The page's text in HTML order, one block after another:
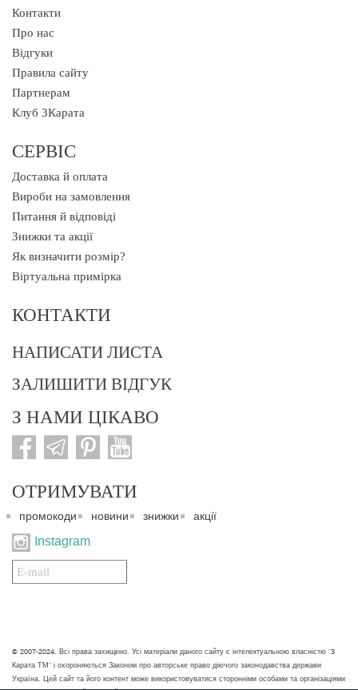
Контакти
Про нас
Відгуки
Правила сайту
Партнерам
Клуб 3Карата
СЕРВІС
Доставка й оплата
Вироби на замовлення
Питання й відповіді
Знижки та акції
Як визначити розмір?
Віртуальна примірка
КОНТАКТИ
НАПИСАТИ ЛИСТА
ЗАЛИШИТИ ВІДГУК
З НАМИ ЦІКАВО
ОТРИМУВАТИ
промокоди новини знижки акції
Instagram
Подписаться
на
© 2007-2024. Всі права захищено. Усі матеріали даного сайту є інтелектуальною власністю "3
Карата ТМ" і охороняються Законом про авторське право діючого законодавства держави
Україна. Цей сайт та його контент може використовуватися сторонніми особами та організаціями